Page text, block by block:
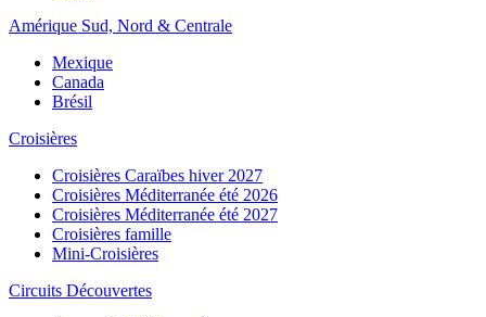
Amérique Sud, Nord & Centrale
Mexique
Canada
Brésil
Croisières
Croisières Caraïbes hiver 2027
Croisières Méditerranée été 2026
Croisières Méditerranée été 2027
Croisières famille
Mini-Croisières
Circuits Découvertes